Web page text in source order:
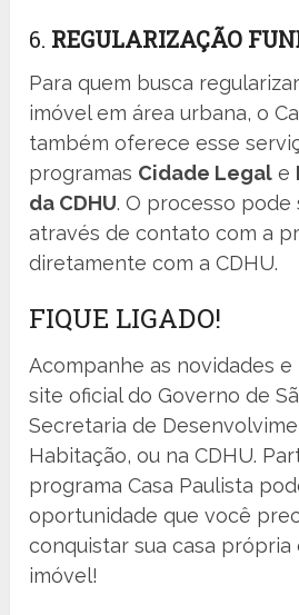
6. REGULARIZAÇÃO
Para quem busca
imóvel em área urbana, o
também oferece esse
programas Cidade Legal e
da CDHU. O processo pode
através de contato com a
diretamente com a CDHU.
FIQUE LIGADO!
Acompanhe as novidades
site oficial do Governo de
Secretaria de
Habitação, ou na CDHU.
programa Casa Paulista
oportunidade que você
conquistar sua casa própria
imóvel!